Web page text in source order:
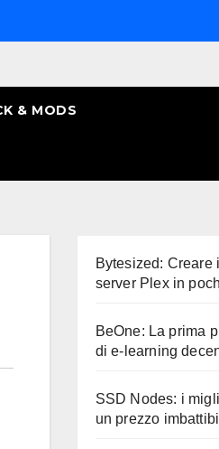
& MODS
Bytesized: Creare
server Plex in
BeOne: La prima
di e-learning
SSD Nodes: i
un prezzo